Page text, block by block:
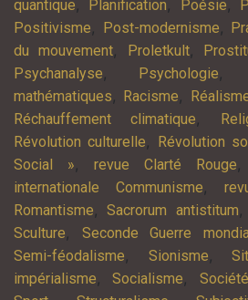
quantique, Planification, Poésie,
Positivisme, Post-modernisme,
du mouvement, Proletkult,
Psychanalyse, Psychologie,
mathématiques, Racisme,
Réchauffement climatique,
Révolution culturelle, Révolution
Social », revue Clarté Rouge,
internationale Communisme,
Romantisme,Sacrorum antistitum,
Sculture, Seconde Guerre
Semi-féodalisme, Sionisme,
impérialisme,Socialisme, Société